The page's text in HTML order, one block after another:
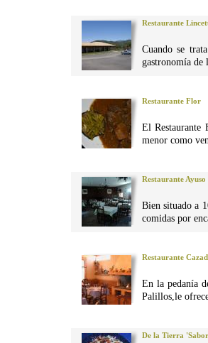
Restaurante
Cuando se
gastronomía de
Restaurante Flor
El Restaurante
menor como
Restaurante Ayuso
Bien situado a
comidas por
Restaurante
En la pedanía
Palillos,le
De la Tierra